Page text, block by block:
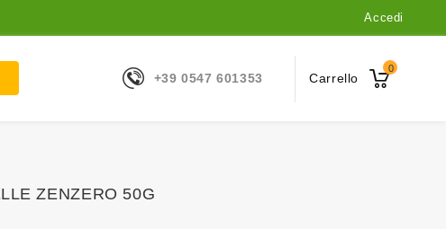
Accedi
Carrello
0
+39 0547 601353
ZENZERO 50G